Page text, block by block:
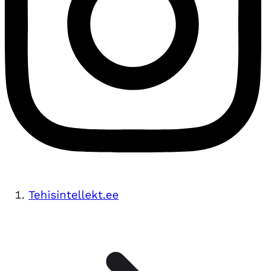
Tehisintellekt.ee